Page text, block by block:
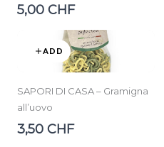
5,00 CHF
ADD
SAPORI DI CASA – Gramigna
all’uovo
3,50 CHF